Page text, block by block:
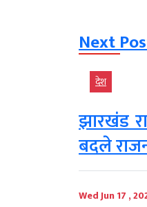
Next
देश
झारखंड
बदले
Wed Jun 17 ,